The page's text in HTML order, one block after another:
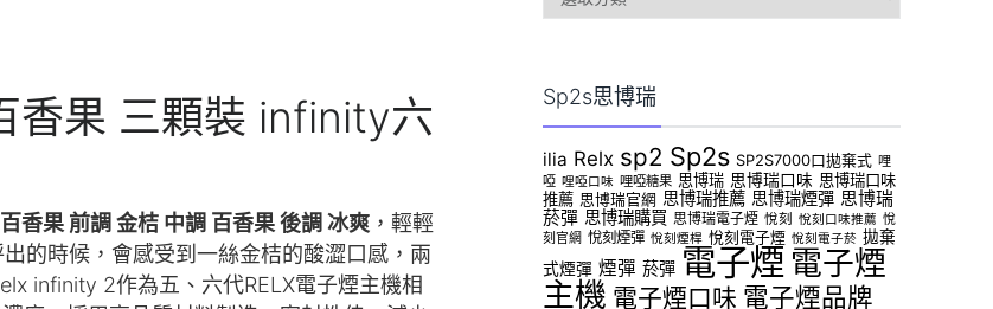
香果 三顆裝 infinity六
香果 前調 金桔 中調 百香果 後調 冰爽 ，輕輕
的時候，會感受到一絲金桔的酸澀口感，兩
infinity 2作為五、六代RELX電子煙主機相
子
Sp2s思博瑞
ilia Relx sp2 Sp2s SP2S7000口拋棄式 哩
啞 哩啞口味 哩啞糖果 思博瑞 思博瑞口味 思博瑞口味
推薦 思博瑞官網 思博瑞推薦 思博瑞煙彈 思博瑞
菸彈 思博瑞購買 思博瑞電子煙 悅刻 悅刻口味推薦 悅
刻官網 悅刻煙彈 悅刻煙桿 悅刻電子煙 悅刻電子菸 拋棄
式煙彈 煙彈 菸彈 電子煙 電子煙
主機 電子煙口味 電子煙品牌